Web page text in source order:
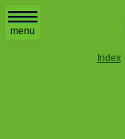
menu
Index